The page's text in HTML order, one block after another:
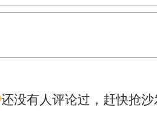
还没有人评论过，赶快抢沙